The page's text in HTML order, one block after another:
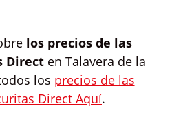
los precios de las
Direct en Talavera de la
los precios de las
Direct Aquí.